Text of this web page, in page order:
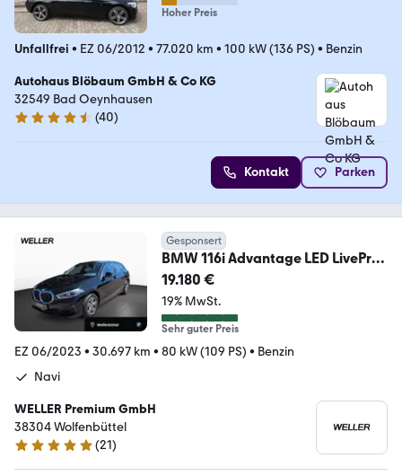
Hoher Preis
Unfallfrei • EZ 06/2012 • 77.020 km • 100 kW (136 PS) • Benzin
Autohaus Blöbaum GmbH & Co KG
32549 Bad Oeynhausen
4.5 Sterne
(40)
Kontakt Parken
Gesponsert
BMW 116i Advantage LED LiveProf
Tempo SHZ DAB PDC
19.180 €
19% MwSt.
Sehr guter Preis
EZ 06/2023 • 30.697 km • 80 kW (109 PS) • Benzin
Navi
WELLER Premium GmbH
38304 Wolfenbüttel
4.8 Sterne
(21)